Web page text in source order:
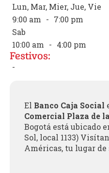
Lun, Mar, Mier, Jue, Vie
9:00 am - 7:00 pm
Sab
10:00 am - 4:00 pm
Festivos:
-
El Banco Caja Social
Comercial Plaza de
Bogotá está ubicado
Sol, local 1133)
Américas, tu lugar de